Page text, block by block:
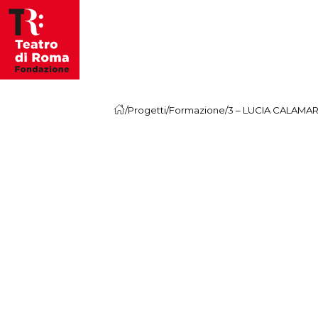
Vai al contenuto
/Progetti/Formazione/3 – LUCIA